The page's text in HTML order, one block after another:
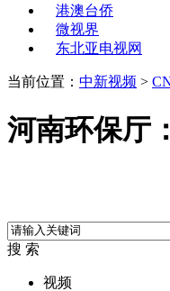
港澳台侨
微视界
东北亚电视网
当前位置： 中新视频 >
河南环保厅
搜 索
视频